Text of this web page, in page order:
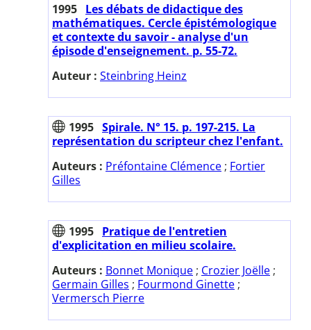
1995 Les débats de didactique des
mathématiques. Cercle épistémologique
et contexte du savoir - analyse d'un
épisode d'enseignement. p. 55-72.
Auteur : Steinbring Heinz
1995 Spirale. N° 15. p. 197-215. La
représentation du scripteur chez l'enfant.
Auteurs : Préfontaine Clémence ; Fortier
Gilles
1995 Pratique de l'entretien
d'explicitation en milieu scolaire.
Auteurs : Bonnet Monique ; Crozier Joëlle ;
Germain Gilles ; Fourmond Ginette ;
Vermersch Pierre